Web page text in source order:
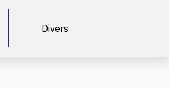
Divers